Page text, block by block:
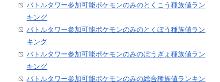
バトルタワー参加可能ポケモンのみのとくこう種族値ラン
キング
バトルタワー参加可能ポケモンのみのとくぼう種族値ラン
キング
バトルタワー参加可能ポケモンのみのぼうぎょ種族値ラン
キング
バトルタワー参加可能ポケモンのみの総合種族値ランキン